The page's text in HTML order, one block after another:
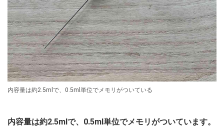
内容量は約2.5mlで、0.5ml単位でメモリがついている
内容量は約2.5mlで、0.5ml単位でメモリがついています。